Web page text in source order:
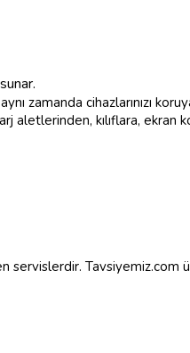
zamanda cihazlarınızı
aletlerinden, kılıflara, ekran
Tavsiyemiz.com